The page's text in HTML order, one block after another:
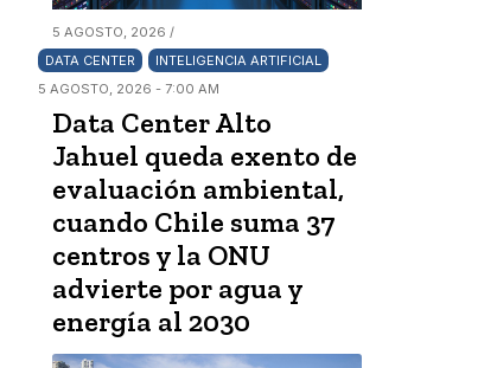
5 AGOSTO, 2026 /
DATA CENTER
INTELIGENCIA ARTIFICIAL
5 AGOSTO, 2026 - 7:00 AM
Data Center Alto
Jahuel queda exento de
evaluación ambiental,
cuando Chile suma 37
centros y la ONU
advierte por agua y
energía al 2030